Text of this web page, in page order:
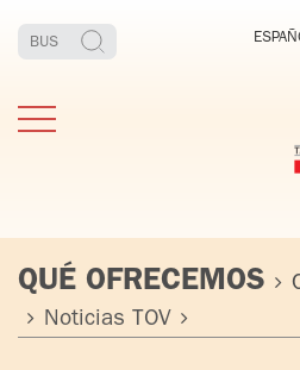
QUÉ OFRECEMOS
Noticias TOV